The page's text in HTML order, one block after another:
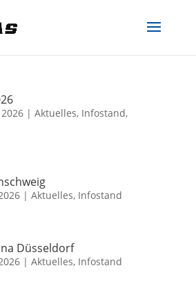
| Aktuelles, Infostand,
| Aktuelles, Infostand
Düsseldorf
| Aktuelles, Infostand